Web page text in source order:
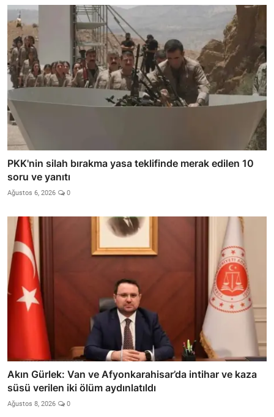
PKK'nin silah bırakma yasa teklifinde merak edilen 10
soru ve yanıtı
Ağustos 6, 2026 0
Akın Gürlek: Van ve Afyonkarahisar’da intihar ve kaza
süsü verilen iki ölüm aydınlatıldı
Ağustos 8, 2026 0